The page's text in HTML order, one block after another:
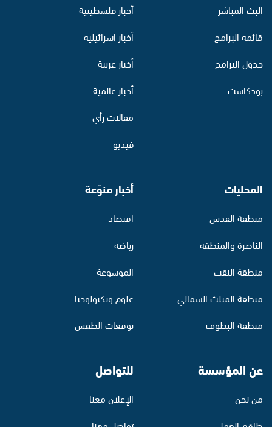
البث المباشر
قائمة البرامج
جدول البرامج
بودكاست
أخبار فلسطينية
أخبار اسرائيلية
أخبار عربية
أخبار عالمية
مقالات رأي
فيديو
المحليات
منطقة القدس
الناصرة والمنطقة
منطقة النقب
منطقة المثلث الشمالي
منطقة البطوف
أخبار منوّعة
اقتصاد
رياضة
الموسوعة
علوم وتكنولوجيا
توقعات الطقس
عن المؤسسة
من نحن
للتواصل
الإعلان معنا